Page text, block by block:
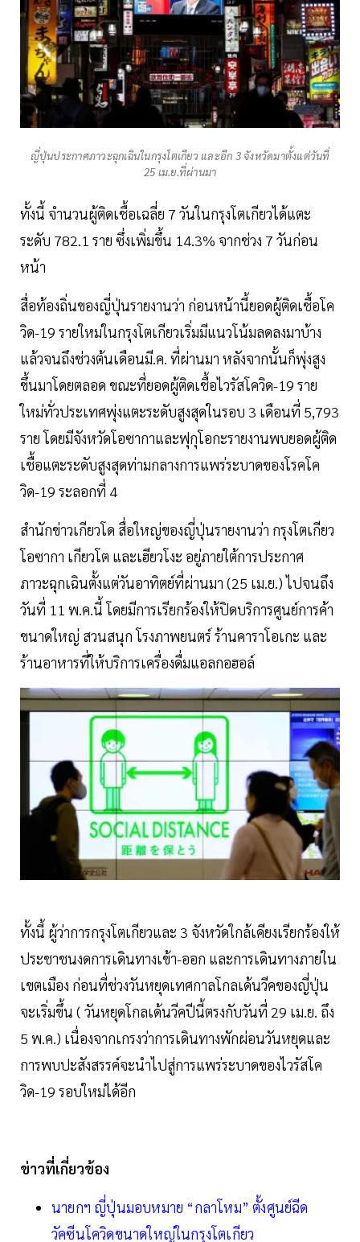
ญี่ปุ่นประกาศภาวะฉุกเฉินในกรุงโตเกียว และอีก 3 จังหวัดมาตั้งแต่วันที่
25 เม.ย.ที่ผ่านมา
ทั้งนี้ จำนวนผู้ติดเชื้อเฉลี่ย 7 วันในกรุงโตเกียวได้แตะ
ระดับ 782.1 ราย ซึ่งเพิ่มขึ้น 14.3% จากช่วง 7 วันก่อน
หน้า
สื่อท้องถิ่นของญี่ปุ่นรายงานว่า ก่อนหน้านี้ยอดผู้ติดเชื้อโค
วิด-19 รายใหม่ในกรุงโตเกียวเริ่มมีแนวโน้มลดลงมาบ้าง
แล้วจนถึงช่วงต้นเดือนมี.ค. ที่ผ่านมา หลังจากนั้นก็พุ่งสูง
ขึ้นมาโดยตลอด ขณะที่ยอดผู้ติดเชื้อไวรัสโควิด-19 ราย
ใหม่ทั่วประเทศพุ่งแตะระดับสูงสุดในรอบ 3 เดือนที่ 5,793
ราย โดยมีจังหวัดโอซากาและฟุกุโอกะรายงานพบยอดผู้ติด
เชื้อแตะระดับสูงสุดท่ามกลางการแพร่ระบาดของโรคโค
วิด-19 ระลอกที่ 4
สำนักข่าวเกียวโด สื่อใหญ่ของญี่ปุ่นรายงานว่า กรุงโตเกียว
โอซากา เกียวโต และเฮียวโงะ อยู่ภายใต้การประกาศ
ภาวะฉุกเฉินตั้งแต่วันอาทิตย์ที่ผ่านมา (25 เม.ย.) ไปจนถึง
วันที่ 11 พ.ค.นี้ โดยมีการเรียกร้องให้ปิดบริการศูนย์การค้า
ขนาดใหญ่ สวนสนุก โรงภาพยนตร์ ร้านคาราโอเกะ และ
ร้านอาหารที่ให้บริการเครื่องดื่มแอลกอฮอล์
ทั้งนี้ ผู้ว่าการกรุงโตเกียวและ 3 จังหวัดใกล้เคียงเรียกร้องให้
ประชาชนงดการเดินทางเข้า-ออก และการเดินทางภายใน
เขตเมือง ก่อนที่ช่วงวันหยุดเทศกาลโกลเด้นวีคของญี่ปุ่น
จะเริ่มขึ้น ( วันหยุดโกลเด้นวีคปีนี้ตรงกับวันที่ 29 เม.ย. ถึง
5 พ.ค.) เนื่องจากเกรงว่าการเดินทางพักผ่อนวันหยุดและ
การพบปะสังสรรค์จะนำไปสู่การแพร่ระบาดของไวรัสโค
วิด-19 รอบใหม่ได้อีก
ข่าวที่เกี่ยวข้อง
นายกฯ ญี่ปุ่นมอบหมาย “กลาโหม” ตั้งศูนย์ฉีด
วัคซีนโควิดขนาดใหญ่ในกรุงโตเกียว